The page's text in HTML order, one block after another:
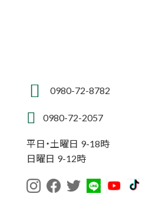
0980-72-8782
0980-72-2057
平日・土曜日 9-18時
日曜日 9-12時